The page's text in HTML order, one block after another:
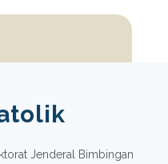
Jenderal Bimbingan